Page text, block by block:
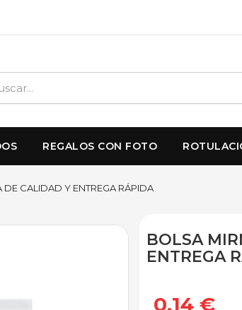
REGALOS CON FOTO
CALIDAD Y ENTREGA RÁPIDA
BOLSA
ENTREGA
0,14 €